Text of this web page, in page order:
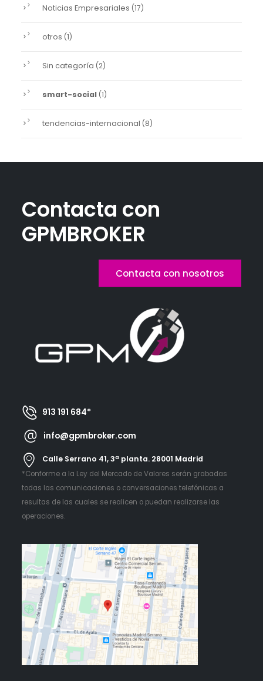
Noticias Empresariales (17)
otros (1)
Sin categoría (2)
smart-social (1)
tendencias-internacional (8)
Contacta con
GPMBROKER
Contacta con nosotros
913 191 684*
info@gpmbroker.com
Calle Serrano 41, 3ª planta. 28001 Madrid
*Conforme a la Ley del Mercado de Valores serán grabadas
todas las comunicaciones o conversaciones telefónicas a
resultas de las cuales se realicen o puedan realizarse las
operaciones.